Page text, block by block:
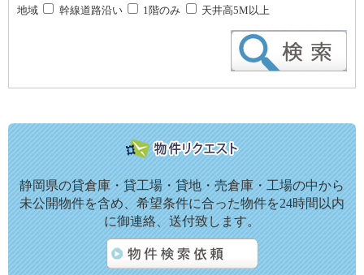
地域
幹線道路沿い 1階のみ 天井高5M以上
静岡県の貸倉庫・貸工場・貸地・売倉庫・工場の中から
未公開物件を含め、希望条件に合った物件を24時間以内
に御連絡、送付致します。